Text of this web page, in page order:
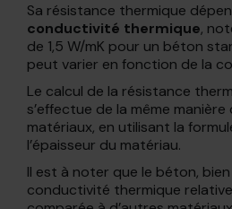
Sa résistance thermique
conductivité thermique,
de 1,5 W/mK pour un béton
peut varier en fonction de la
Le calcul de la résistance
s’effectue de la même
matériaux, en utilisant la
l’épaisseur du matériau.
Il est à noter que le béton, bien
conductivité thermique